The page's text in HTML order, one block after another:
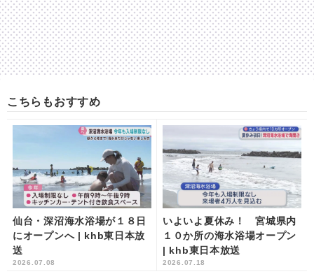
こちらもおすすめ
仙台・深沼海水浴場が１８日
にオープンへ | khb東日本放
送
2026.07.08
いよいよ夏休み！ 宮城県内
１０か所の海水浴場オープン
| khb東日本放送
2026.07.18